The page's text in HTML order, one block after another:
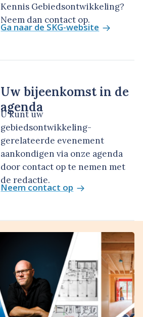
Kennis Gebiedsontwikkeling?
Neem dan contact op.
Ga naar de SKG-website
Uw bijeenkomst in de
agenda
U kunt uw
gebiedsontwikkeling-
gerelateerde evenement
aankondigen via onze agenda
door contact op te nemen met
de redactie.
Neem contact op